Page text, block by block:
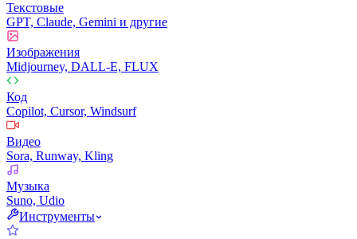
Текстовые
GPT, Claude, Gemini и другие
Изображения
Midjourney, DALL-E, FLUX
Код
Copilot, Cursor, Windsurf
Видео
Sora, Runway, Kling
Музыка
Suno, Udio
Инструменты